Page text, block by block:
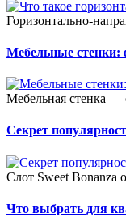
Горизонтально-
Мебельные стенки:
Мебельная стенка —
Секрет
Слот Sweet Bonanza
Что выбрать для